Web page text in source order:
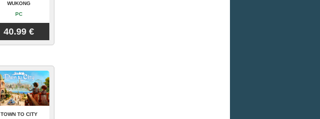
WUKONG
PC
40.99 €
TOWN TO CITY